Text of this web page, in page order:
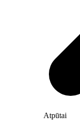
Atpūtai